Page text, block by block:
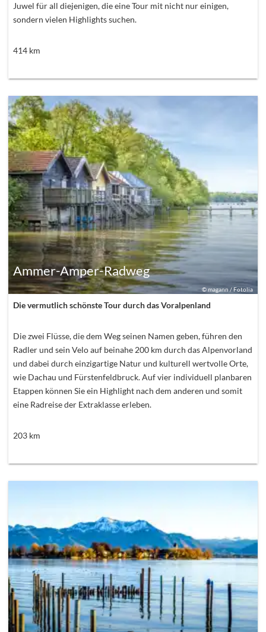
Juwel für all diejenigen, die eine Tour mit nicht nur einigen,
sondern vielen Highlights suchen.
414km
©magann / Fotolia
Ammer-Amper-Radweg
Die vermutlich schönste Tour durch das Voralpenland
Die zwei Flüsse, die dem Weg seinen Namen geben, führen den
Radler und sein Velo auf beinahe 200 km durch das Alpenvorland
und dabei durch einzigartige Natur und kulturell wertvolle Orte,
wie Dachau und Fürstenfeldbruck. Auf vier individuell planbaren
Etappen können Sie ein Highlight nach dem anderen und somit
eine Radreise der Extraklasse erleben.
203km